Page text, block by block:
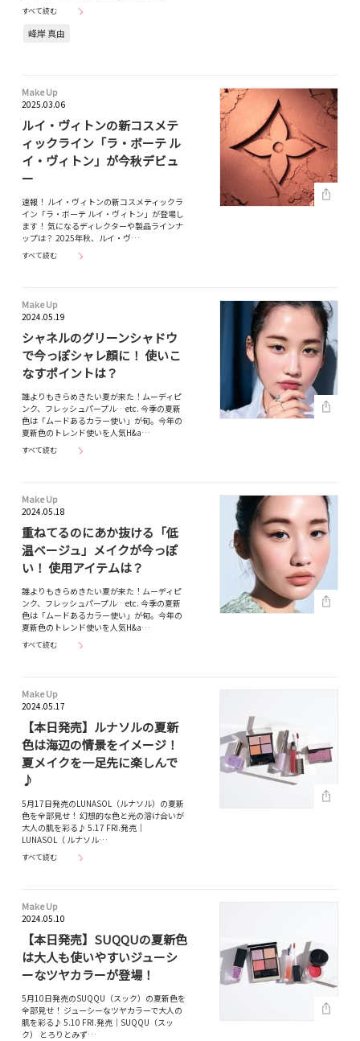
すべて読む
峰岸 真由
Make Up
2025.03.06
ルイ・ヴィトンの新コスメテ
ィックライン「ラ・ボーテ ル
イ・ヴィトン」が今秋デビュ
ー
速報！ ルイ・ヴィトンの新コスメティックラ
イン「ラ・ボーテ ルイ・ヴィトン」が登場し
ます！ 気になるディレクターや製品ラインナ
ップは？ 2025年秋、ルイ・ヴ…
すべて読む
Make Up
2024.05.19
シャネルのグリーンシャドウ
で今っぽシャレ顔に！ 使いこ
なすポイントは？
誰よりもきらめきたい夏が来た！ムーディピ
ンク、フレッシュパープル…etc. 今季の夏新
色は「ムードあるカラー使い」が旬。今年の
夏新色のトレンド使いを人気H&a…
すべて読む
Make Up
2024.05.18
重ねてるのにあか抜ける「低
温ベージュ」メイクが今っぽ
い！ 使用アイテムは？
誰よりもきらめきたい夏が来た！ムーディピ
ンク、フレッシュパープル…etc. 今季の夏新
色は「ムードあるカラー使い」が旬。今年の
夏新色のトレンド使いを人気H&a…
すべて読む
Make Up
2024.05.17
【本日発売】ルナソルの夏新
色は海辺の情景をイメージ！
夏メイクを一足先に楽しんで
♪
5月17日発売のLUNASOL（ルナソル）の夏新
色を全部見せ！ 幻想的な色と光の溶け合いが
大人の肌を彩る♪ 5.17 FRI.発売｜
LUNASOL（ ルナソル…
すべて読む
Make Up
2024.05.10
【本日発売】SUQQUの夏新色
は大人も使いやすいジューシ
ーなツヤカラーが登場！
5月10日発売のSUQQU（スック）の夏新色を
全部見せ！ ジューシーなツヤカラーで大人の
肌を彩る♪ 5.10 FRI.発売｜SUQQU（スッ
ク） とろりとみず…